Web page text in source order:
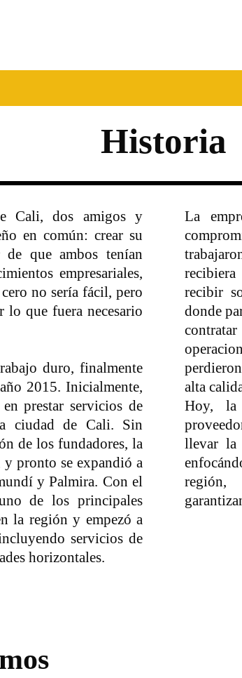
Historia
Cali, dos amigos y
en común: crear su
que ambos tenían
empresariales,
no sería fácil, pero
lo que fuera necesario
duro, finalmente
2015. Inicialmente,
prestar servicios de
ciudad de Cali. Sin
de los fundadores, la
y pronto se expandió a
y Palmira. Con el
de los principales
la región y empezó a
servicios de
horizontales.
La
recibir
donde
alta
Hoy, la
llevar la
región,